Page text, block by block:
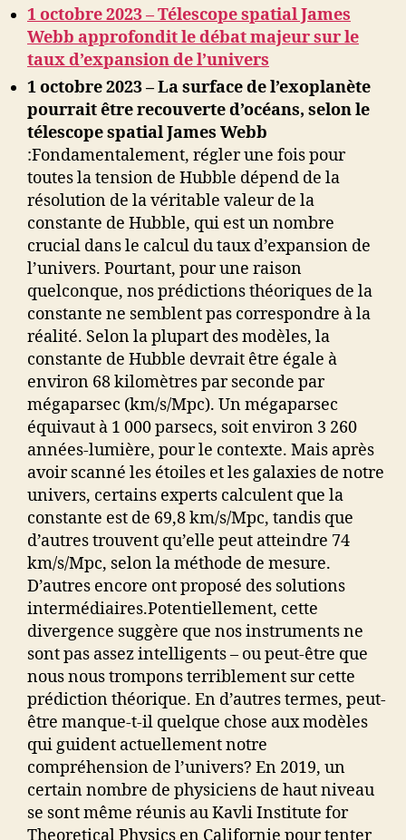
1 octobre 2023 – Télescope spatial James
Webb approfondit le débat majeur sur le
taux d’expansion de l’univers
1 octobre 2023– La surface de l’exoplanète
pourrait être recouverte d’océans, selon le
télescope spatial James Webb
:Fondamentalement, régler une fois pour
toutes la tension de Hubble dépend de la
résolution de la véritable valeur de la
constante de Hubble, qui est un nombre
crucial dans le calcul du taux d’expansion de
l’univers. Pourtant, pour une raison
quelconque, nos prédictions théoriques de la
constante ne semblent pas correspondre à la
réalité. Selon la plupart des modèles, la
constante de Hubble devrait être égale à
environ 68 kilomètres par seconde par
mégaparsec (km/s/Mpc). Un mégaparsec
équivaut à 1 000 parsecs, soit environ 3 260
années-lumière, pour le contexte. Mais après
avoir scanné les étoiles et les galaxies de notre
univers, certains experts calculent que la
constante est de 69,8 km/s/Mpc, tandis que
d’autres trouvent qu’elle peut atteindre 74
km/s/Mpc, selon la méthode de mesure.
D’autres encore ont proposé des solutions
intermédiaires.Potentiellement, cette
divergence suggère que nos instruments ne
sont pas assez intelligents – ou peut-être que
nous nous trompons terriblement sur cette
prédiction théorique. En d’autres termes, peut-
être manque-t-il quelque chose aux modèles
qui guident actuellement notre
compréhension de l’univers? En 2019, un
certain nombre de physiciens de haut niveau
se sont même réunis au Kavli Institute for